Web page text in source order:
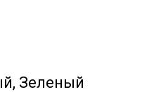
Зеленый